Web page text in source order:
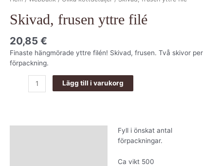
Skivad, frusen yttre filé
20,85 €
Finaste hängmörade yttre filén! Skivad, frusen. Två skivor per
förpackning.
Lägg till i varukorg
Fyll i önskat antal
förpackningar.
Ca vikt 500